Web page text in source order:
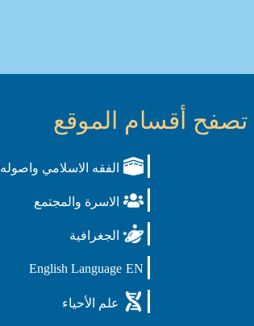
تصفح أقسام الموقع
الفقه الاسلامي واصوله
الاسرة والمجتمع
الجغرافية
EN
English Language
علم الأحياء